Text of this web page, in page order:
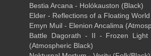
Bestia Arcana - Holókauston (Black)
Elder - Reflections of a Floating
Emyn Muil - Elenion Ancalima
Battle Dagorath - II - Frozen Light
(Atmospheric Black)